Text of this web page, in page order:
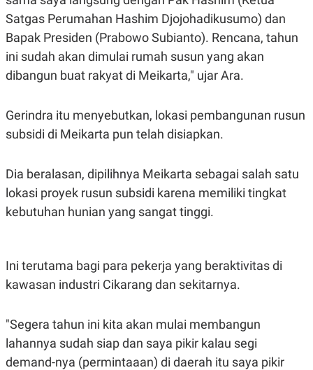
S
A
T
D
T
A
A
G
E
S
N
T
A
V
P
S
U
JARINGAN
N
T
A
A
D
E
M
E
S
S
E
A
S
E
Satgas Perumahan Hashim Djojohadikusumo) dan
Bapak Presiden (Prabowo Subianto). Rencana, tahun
ini sudah akan dimulai rumah susun yang akan
dibangun buat rakyat di Meikarta," ujar Ara.
Gerindra itu menyebutkan, lokasi pembangunan rusun
subsidi di Meikarta pun telah disiapkan.
Dia beralasan, dipilihnya Meikarta sebagai salah satu
lokasi proyek rusun subsidi karena memiliki tingkat
kebutuhan hunian yang sangat tinggi.
Ini terutama bagi para pekerja yang beraktivitas di
kawasan industri Cikarang dan sekitarnya.
"Segera tahun ini kita akan mulai membangun
lahannya sudah siap dan saya pikir kalau segi
demand-nya (permintaaan) di daerah itu saya pikir